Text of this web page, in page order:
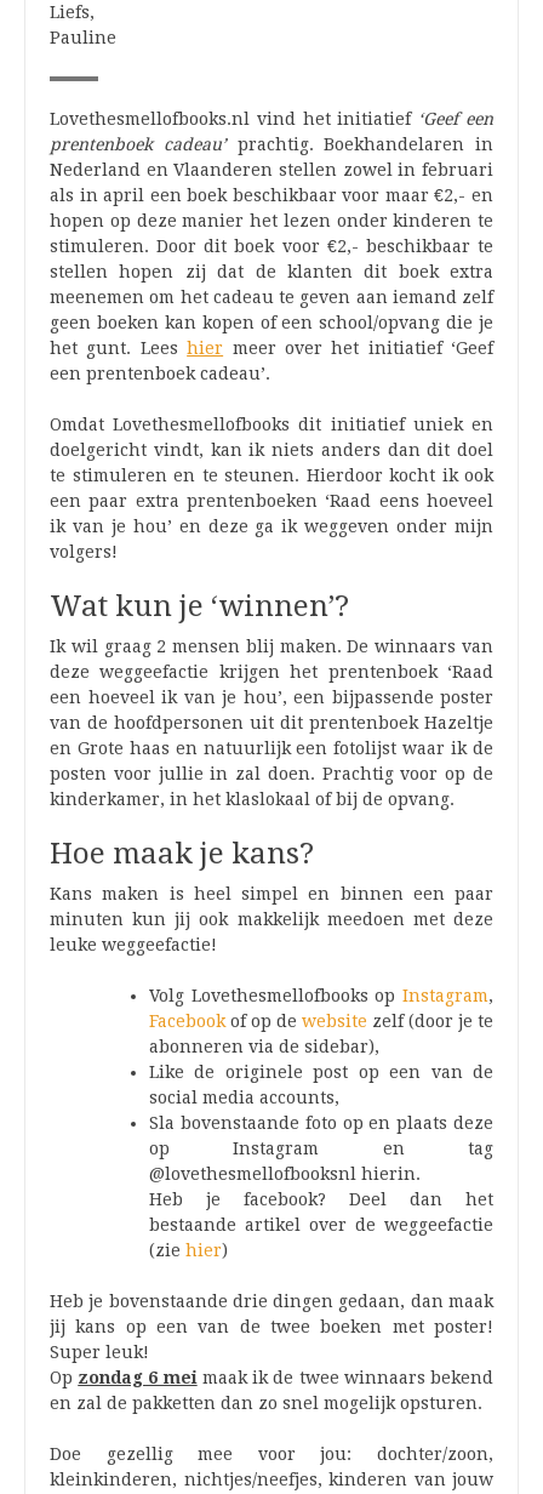
Liefs,
Pauline
Lovethesmellofbooks.nl vind het initiatief ‘Geef een
prentenboek cadeau’prachtig. Boekhandelaren in
Nederland en Vlaanderen stellen zowel in februari
als in april een boek beschikbaar voor maar €2,- en
hopen op deze manier het lezen onder kinderen te
stimuleren. Door dit boek voor €2,- beschikbaar te
stellen hopen zij dat de klanten dit boek extra
meenemen om het cadeau te geven aan iemand zelf
geen boeken kan kopen of een school/opvang die je
het gunt. Leeshier meer over het initiatief ‘Geef
een prentenboek cadeau’.
Omdat Lovethesmellofbooks dit initiatief uniek en
doelgericht vindt, kan ik niets anders dan dit doel
te stimuleren en te steunen. Hierdoor kocht ik ook
een paar extra prentenboeken ‘Raad eens hoeveel
ik van je hou’ en deze ga ik weggeven onder mijn
volgers!
Wat kun je ‘winnen’?
Ik wil graag 2 mensen blij maken. De winnaars van
deze weggeefactie krijgen het prentenboek ‘Raad
een hoeveel ik van je hou’, een bijpassende poster
van de hoofdpersonen uit dit prentenboek Hazeltje
en Grote haas en natuurlijk een fotolijst waar ik de
posten voor jullie in zal doen. Prachtig voor op de
kinderkamer, in het klaslokaal of bij de opvang.
Hoe maak je kans?
Kans maken is heel simpel en binnen een paar
minuten kun jij ook makkelijk meedoen met deze
leuke weggeefactie!
Volg Lovethesmellofbooks op Instagram,
Facebookof op de website zelf (door je te
abonneren via de sidebar),
Like de originele post op een van de
social media accounts,
Sla bovenstaande foto op en plaats deze
op Instagram en tag
@lovethesmellofbooksnl hierin.
Heb je facebook? Deel dan het
bestaande artikel over de weggeefactie
(zie hier)
Heb je bovenstaande drie dingen gedaan, dan maak
jij kans op een van de twee boeken met poster!
Super leuk!
Op zondag 6 meimaak ik de twee winnaars bekend
en zal de pakketten dan zo snel mogelijk opsturen.
Doe gezellig mee voor jou: dochter/zoon,
kleinkinderen, nichtjes/neefjes, kinderen van jouw